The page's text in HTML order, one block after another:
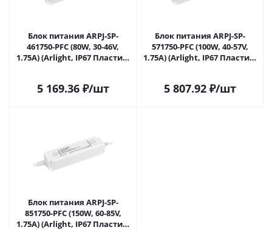
Блок питания ARPJ-SP-
461750-PFC (80W, 30-46V,
1.75A) (Arlight, IP67 Пластик,
5 169.36₽/шт
Блок питания ARPJ-SP-
571750-PFC (100W, 40-57V,
1.75A) (Arlight, IP67 Пластик,
5 807.92₽/шт
Блок питания ARPJ-SP-
851750-PFC (150W, 60-85V,
1.75A) (Arlight, IP67 Пластик,